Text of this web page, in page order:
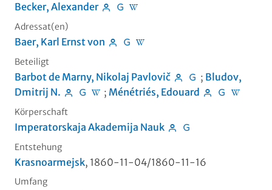
Becker, Alexander
Adressat(en)
Baer, Karl Ernst von
Beteiligt
Barbot de Marny, Nikolaj Pavlovič ; Bludov,
Dmitrij N.
; Ménétriés, Edouard
Körperschaft
Imperatorskaja Akademija Nauk
Entstehung
Krasnoarmejsk, 1860-11-04/1860-11-16
Umfang